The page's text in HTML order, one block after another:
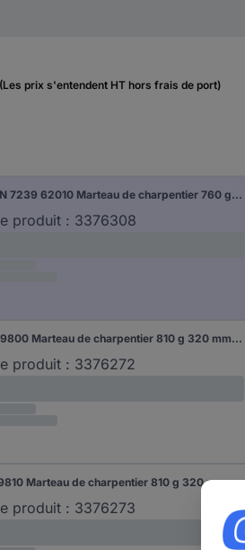
(Les prix s'entendent HT hors frais de port)
Picard 620M DIN 7239 62010 Marteau de charpentier 760 g 320 mm DIN 7239 1 pc(s)
produit : 3376308
Picard 29800 29800 Marteau de charpentier 810 g 320 mm DIN 7239 1 pc(s)
produit : 3376272
Picard 29810 29810 Marteau de charpentier 810 g 320 mm DIN 7239 1 pc(s)
produit : 3376273